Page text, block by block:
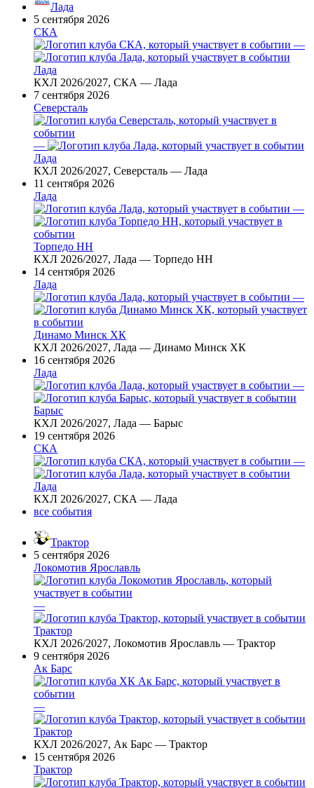
Лада
5 сентября 2026
СКА
—
Лада
КХЛ 2026/2027, СКА — Лада
7 сентября 2026
Северсталь
—
Лада
КХЛ 2026/2027, Северсталь — Лада
11 сентября 2026
Лада
—
Торпедо НН
КХЛ 2026/2027, Лада — Торпедо НН
14 сентября 2026
Лада
—
Динамо Минск ХК
КХЛ 2026/2027, Лада — Динамо Минск ХК
16 сентября 2026
Лада
—
Барыс
КХЛ 2026/2027, Лада — Барыс
19 сентября 2026
СКА
—
Лада
КХЛ 2026/2027, СКА — Лада
все события
Трактор
5 сентября 2026
Локомотив Ярославль
—
Трактор
КХЛ 2026/2027, Локомотив Ярославль — Трактор
9 сентября 2026
Ак Барс
—
Трактор
КХЛ 2026/2027, Ак Барс — Трактор
15 сентября 2026
Трактор